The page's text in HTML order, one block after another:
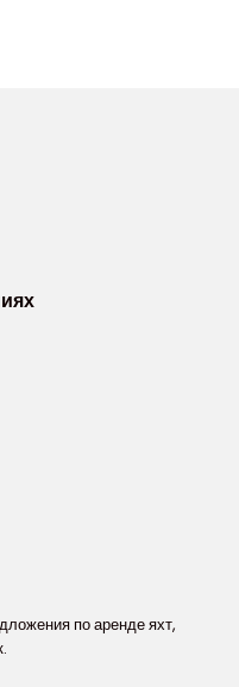
по аренде яхт,